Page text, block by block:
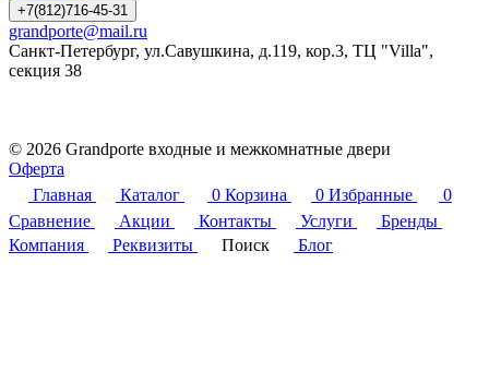
+7(812)716-45-31
grandporte@mail.ru
Санкт-Петербург, ул.Савушкина, д.119, кор.3, ТЦ "Villa",
секция 38
© 2026 Grandporte входные и межкомнатные двери
Оферта
Главная
Каталог 0 Корзина 0 Избранные
0
Сравнение
Акции Контакты Услуги
Бренды
Компания
Реквизиты Поиск Блог